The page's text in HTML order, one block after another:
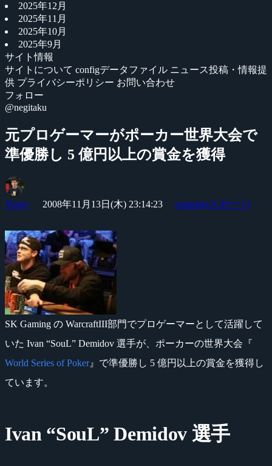
2025年12月
2025年11月
2025年10月
2025年9月
サイト情報
サイトについて configデータファイル ニュース投稿・情報提
供 プライバシーポリシー お問い合わせ
フォロー
@negitaku
元プロゲーマーがポーカー世界大会で
準優勝し 5 億円以上の賞金を獲得
Yossy 2008年11月13日(木) 23:14:23 esports(eスポーツ)
SK Gaming の WarcraftIII部門でプロゲーマーとして活躍して
いた Ivan “SouL” Demidov 選手が、ポーカーの世界大会『
World Series of Poker』で準優勝し 5 億円以上の賞金を獲得し
ています。
Ivan “SouL” Demidov 選手